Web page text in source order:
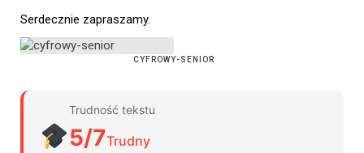
Serdecznie zapraszamy.
CYFROWY-SENIOR
Trudność tekstu
5/7Trudny